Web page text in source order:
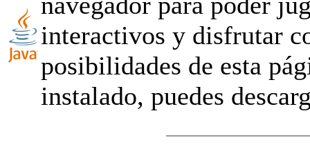
interactivos y disfrutar
posibilidades de esta
instalado, puedes